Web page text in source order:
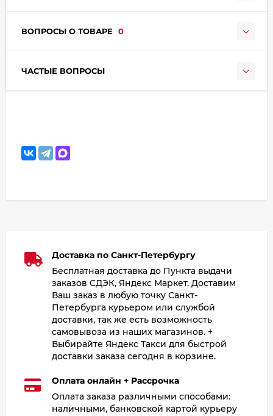
ВОПРОСЫ О ТОВАРЕ 0
ЧАСТЫЕ ВОПРОСЫ
Доставка по Санкт-Петербургу
Бесплатная доставка до Пункта выдачи
заказов СДЭК, Яндекс Маркет. Доставим
Ваш заказ в любую точку Санкт-
Петербурга курьером или службой
доставки, так же есть возможность
самовывоза из наших магазинов. +
Выбирайте Яндекс Такси для быстрой
доставки заказа сегодня в корзине.
Оплата онлайн + Рассрочка
Оплата заказа различными способами:
наличными, банковской картой курьеру